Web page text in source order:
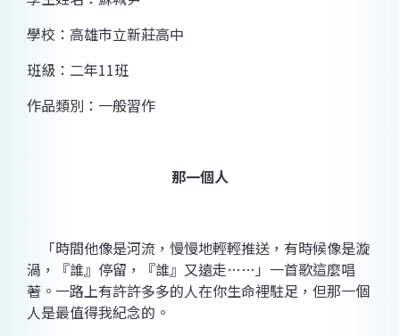
學校：高雄市立新莊高中
班級：二年11班
作品類別：一般習作
那一個人
「時間他像是河流，慢慢地輕輕推送，有時候像是漩
渦，『誰』停留，『誰』又遠走…… 」一首歌這麼唱
著。一路上有許許多多的人在你生命裡駐足，但那一個
人是最值得我紀念的。